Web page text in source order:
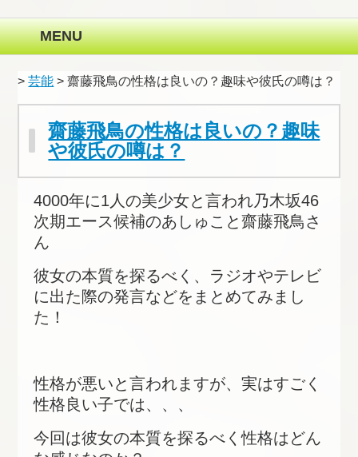
MENU
>芸能 > 齋藤飛鳥の性格は良いの？趣味や彼氏の噂は？
齋藤飛鳥の性格は良いの？趣味
や彼氏の噂は？
4000年に1人の美少女と言われ乃木坂46
次期エース候補のあしゅこと齋藤飛鳥さ
ん
彼女の本質を探るべく、ラジオやテレビ
に出た際の発言などをまとめてみまし
た！
性格が悪いと言われますが、実はすごく
性格良い子では、、、
今回は彼女の本質を探るべく性格はどん